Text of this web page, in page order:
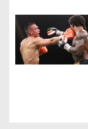
o
l
i